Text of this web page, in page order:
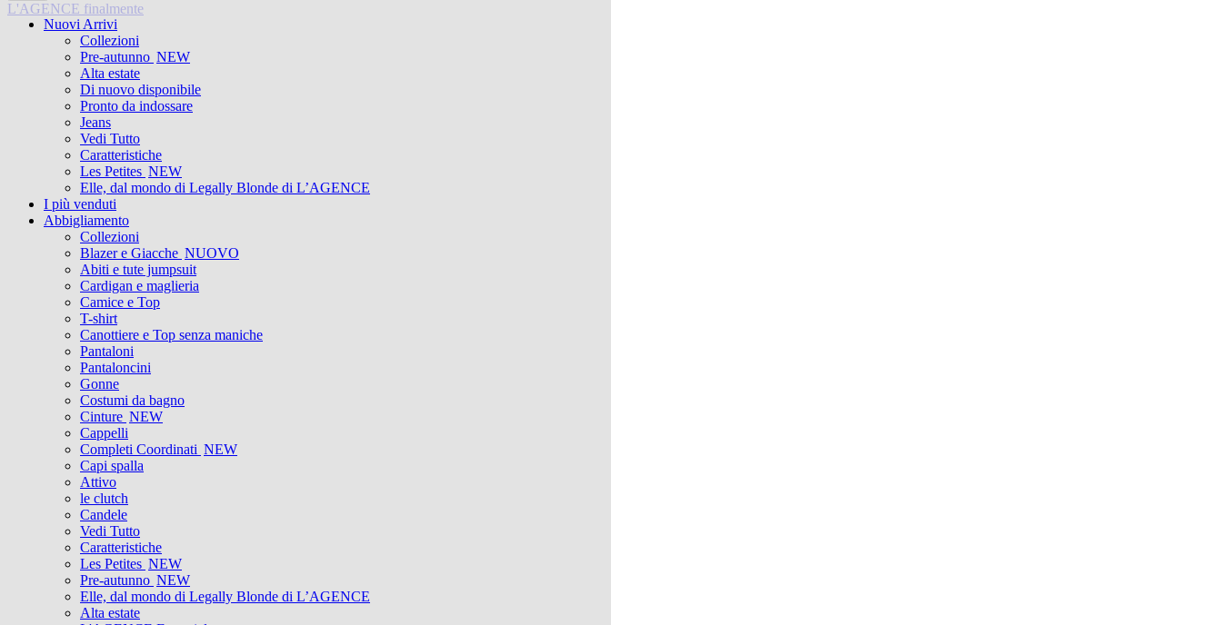
Nuovi Arrivi
Collezioni
Pre-autunno NEW
Alta estate
Di nuovo disponibile
Pronto da indossare
Jeans
Vedi Tutto
Caratteristiche
Les Petites NEW
Elle, dal mondo di Legally Blonde di L’AGENCE
I più venduti
Abbigliamento
Collezioni
Blazer e Giacche NUOVO
Abiti e tute jumpsuit
Cardigan e maglieria
Camice e Top
T-shirt
Canottiere e Top senza maniche
Pantaloni
Pantaloncini
Gonne
Costumi da bagno
Cinture NEW
Cappelli
Completi Coordinati NEW
Capi spalla
Attivo
le clutch
Candele
Vedi Tutto
Caratteristiche
Les Petites NEW
Pre-autunno NEW
Elle, dal mondo di Legally Blonde di L’AGENCE
Alta estate
L'AGENCE finalmente